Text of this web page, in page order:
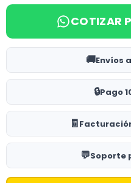
COTIZAR
🚚Envíos
🔒Pago
🧾
💬Soporte